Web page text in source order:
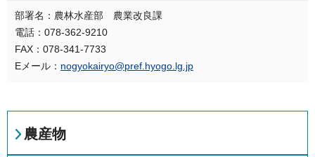
部署名：農林水産部 農業改良課
電話：078-362-9210
FAX：078-341-7733
Eメール： nogyokairyo@pref.hyogo.lg.jp
農産物